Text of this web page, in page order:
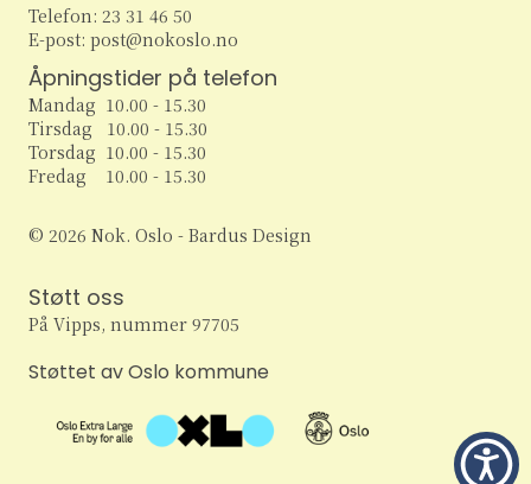
Telefon: 23 31 46 50
E-post: post@nokoslo.no
Åpningstider på telefon
Mandag 10.00 - 15.30
Tirsdag 10.00 - 15.30
Torsdag 10.00 - 15.30
Fredag 10.00 - 15.30
© 2026 Nok. Oslo - Bardus Design
Støtt oss
På Vipps, nummer 97705
Støttet av Oslo kommune